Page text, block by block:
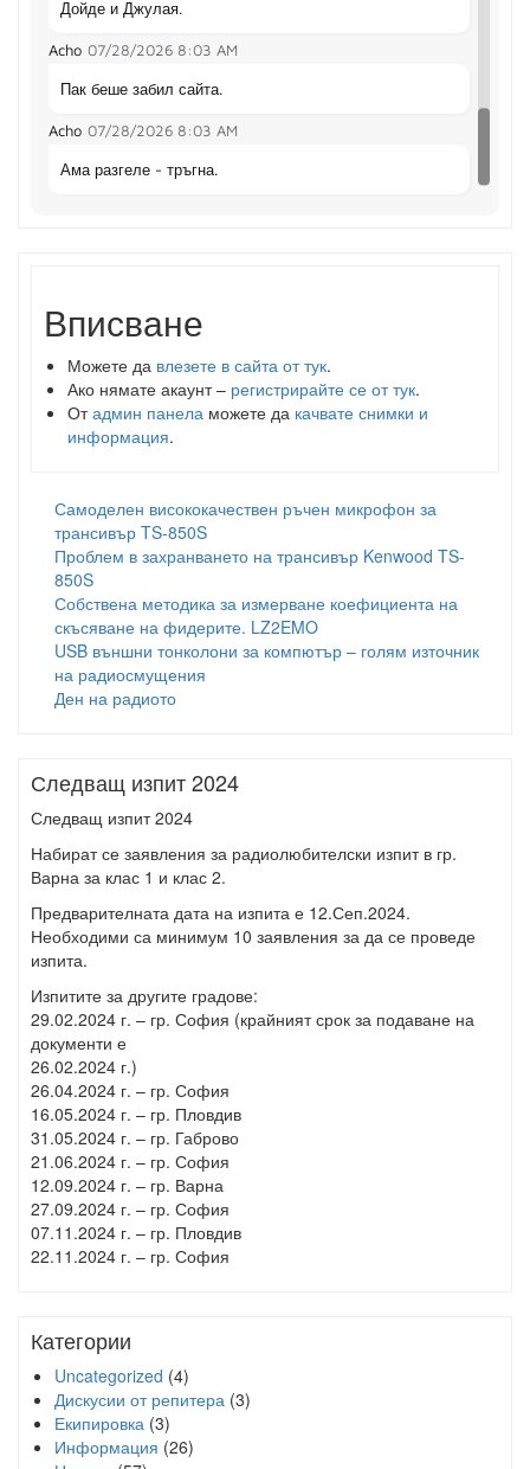
Дойде и Джулая.
Acho 07/28/2026 8:03 AM
Пак беше забил сайта.
Acho 07/28/2026 8:03 AM
Ама разгеле - тръгна.
Вписване
Можете да влезете в сайта от тук.
Ако нямате акаунт – регистрирайте се от тук.
Отадмин панела можете да качвате снимки и
информация.
Самоделен висококачествен ръчен микрофон за
трансивър TS-850S
Проблем в захранването на трансивър Kenwood TS-
850S
Собствена методика за измерване коефициента на
скъсяване на фидерите. LZ2EMO
USB външни тонколони за компютър – голям източник
на радиосмущения
Ден на радиото
Следващ изпит 2024
Следващ изпит 2024
Набират се заявления за радиолюбителски изпит в гр.
Варна за клас 1 и клас 2.
Предварителната дата на изпита е 12.Сеп.2024.
Необходими са минимум 10 заявления за да се проведе
изпита.
Изпитите за другите градове:
29.02.2024 г. – гр. София (крайният срок за подаване на
документи е
26.02.2024 г.)
26.04.2024 г. – гр. София
16.05.2024 г. – гр. Пловдив
31.05.2024 г. – гр. Габрово
21.06.2024 г. – гр. София
12.09.2024 г. – гр. Варна
27.09.2024 г. – гр. София
07.11.2024 г. – гр. Пловдив
22.11.2024 г. – гр. София
Категории
Uncategorized (4)
Дискусии от репитера (3)
Екипировка (3)
Информация (26)